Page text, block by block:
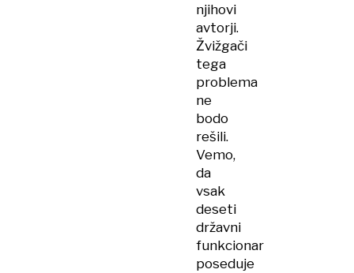
njihovi
avtorji.
Žvižgači
tega
problema
ne
bodo
rešili.
Vemo,
da
vsak
deseti
državni
funkcionar
poseduje